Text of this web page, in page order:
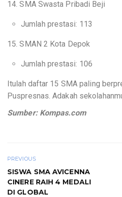
14. SMA Swasta Pribadi Beji
Jumlah prestasi: 113
15. SMAN 2 Kota Depok
Jumlah prestasi: 106
Itulah daftar 15 SMA paling
Puspresnas. Adakah
Sumber: Kompas.com
PREVIOUS
SISWA SMA AVICENNA
CINERE RAIH 4 MEDALI
DI GLOBAL